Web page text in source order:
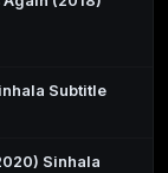
Subtitle
Sinhala